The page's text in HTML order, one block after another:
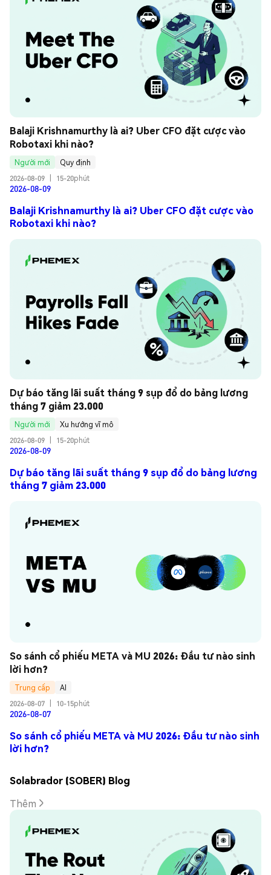
Balaji Krishnamurthy là ai? Uber CFO đặt cược vào
Robotaxi khi nào?
Người mới
Quy định
2026-08-09
15-20phút
2026-08-09
Balaji Krishnamurthy là ai? Uber CFO đặt cược vào
Robotaxi khi nào?
Dự báo tăng lãi suất tháng 9 sụp đổ do bảng lương
tháng 7 giảm 23.000
Người mới
Xu hướng vĩ mô
2026-08-09
15-20phút
2026-08-09
Dự báo tăng lãi suất tháng 9 sụp đổ do bảng lương
tháng 7 giảm 23.000
So sánh cổ phiếu META và MU 2026: Đầu tư nào sinh
lời hơn?
Trung cấp
AI
2026-08-07
10-15phút
2026-08-07
So sánh cổ phiếu META và MU 2026: Đầu tư nào sinh
lời hơn?
Solabrador (SOBER) Blog
Thêm